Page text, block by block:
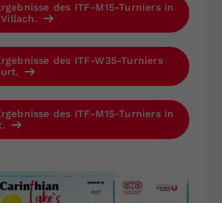
des ITF-M15-Turniers in
des ITF-W35-Turniers
des ITF-M15-Turniers in